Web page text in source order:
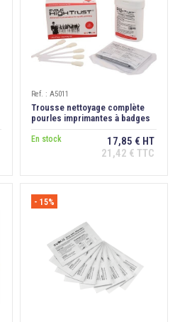
Ref. : A5011
Trousse nettoyage complète
pourles imprimantes à badges
En stock
17,85 € HT
21,42 € TTC
- 15%